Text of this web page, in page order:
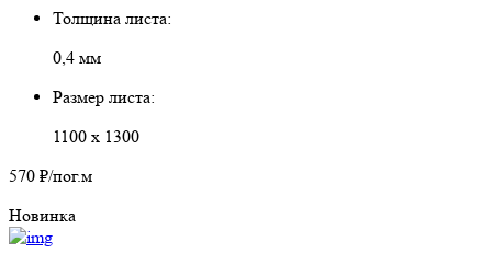
Толщина листа:
0,4 мм
Размер листа:
1100 х 1300
570 ₽/пог.м
Новинка